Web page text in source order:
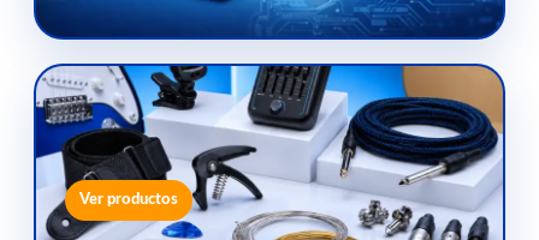
Ver productos